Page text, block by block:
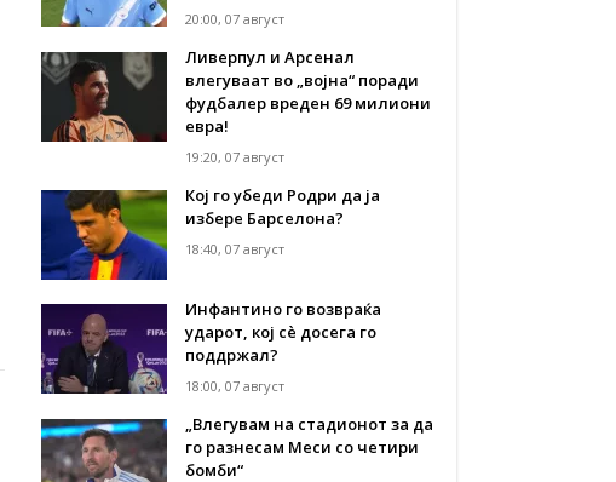
20:00, 07 август
Ливерпул и Арсенал
влегуваат во „војна“ поради
фудбалер вреден 69 милиони
евра!
19:20, 07 август
Кој го убеди Родри да ја
избере Барселона?
18:40, 07 август
Инфантино го возвраќа
ударот, кој сè досега го
поддржал?
18:00, 07 август
„Влегувам на стадионот за да
го разнесам Меси со четири
бомби“